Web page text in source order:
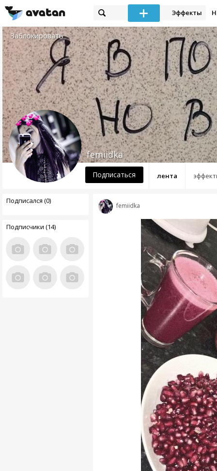
Эффекты
Заблокировать
лента
femiidka
Подписаться
Подписался (0)
Подписчики (14)
femiidka